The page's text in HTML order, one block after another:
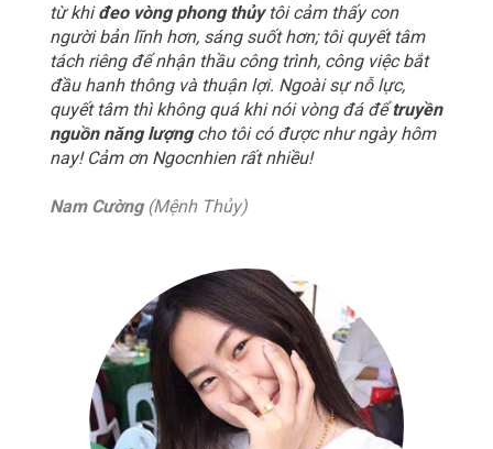
từ khiđeo vòng phong thủytôi cảm thấy con
người bản lĩnh hơn, sáng suốt hơn; tôi quyết tâm
tách riêng để nhận thầu công trình, công việc bắt
đầu hanh thông và thuận lợi. Ngoài sự nỗ lực,
quyết tâm thì không quá khi nói vòng đá đểtruyền
nguồn năng lượngcho tôi có được như ngày hôm
nay! Cảm ơn Ngocnhien rất nhiều!
Nam Cường(Mệnh Thủy)